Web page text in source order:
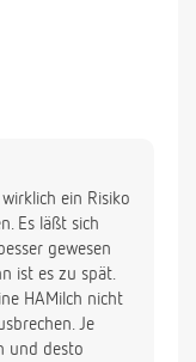
ein Risiko
Es läßt sich
gewesen
ist es zu spät.
HAMilch nicht
Je
und desto